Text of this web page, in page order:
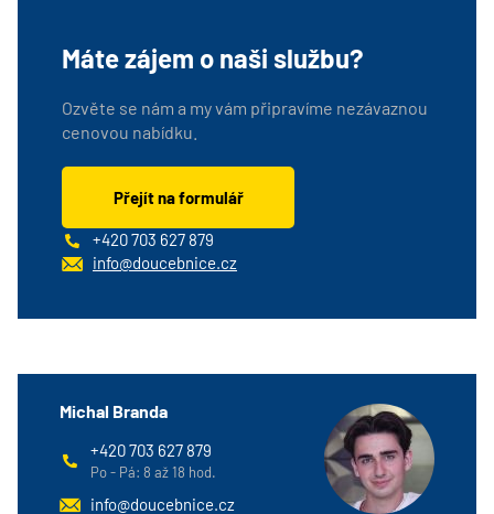
Máte zájem o naši službu?
Ozvěte se nám a my vám připravíme nezávaznou
cenovou nabídku.
Přejít na formulář
+420 703 627 879
info@doucebnice.cz
Michal Branda
+420 703 627 879
Po - Pá: 8 až 18 hod.
info@doucebnice.cz